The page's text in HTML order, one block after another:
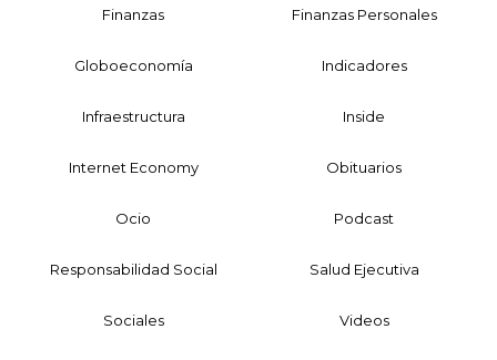
Finanzas Finanzas Personales
Globoeconomía Indicadores
Infraestructura Inside
Internet Economy Obituarios
Ocio Podcast
Responsabilidad Social Salud Ejecutiva
Sociales Videos